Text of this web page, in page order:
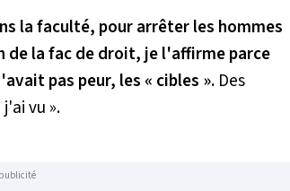
la faculté, pour arrêter les hommes
de la fac de droit, je l'affirme parce
pas peur, les « cibles ». Des
vu ».